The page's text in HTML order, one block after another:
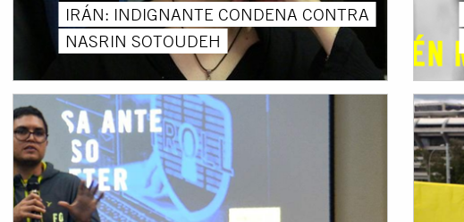
IRÁN: INDIGNANTE CONDENA CONTRA
NASRIN SOTOUDEH